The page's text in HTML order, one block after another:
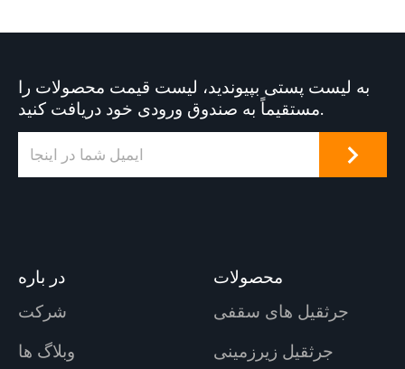
به لیست پستی بپیوندید، لیست قیمت محصولات را
مستقیماً به صندوق ورودی خود دریافت کنید.
در باره
شرکت
وبلاگ ها
محصولات
جرثقیل های سقفی
جرثقیل زیرزمینی